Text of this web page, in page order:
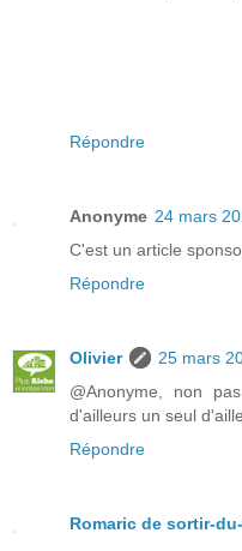
Répondre
Anonyme 24 mars
C'est un article
Répondre
Olivier
25 mars
@Anonyme, non
d'ailleurs un seul
Répondre
Romaric de sortir-